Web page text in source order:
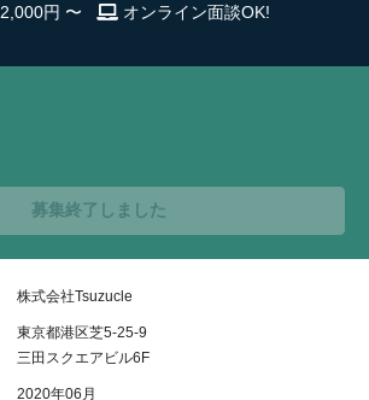
2,000円 〜 オンライン面談OK!
募集終了しました
株式会社Tsuzucle
東京都港区芝5-25-9
三田スクエアビル6F
2020年06月